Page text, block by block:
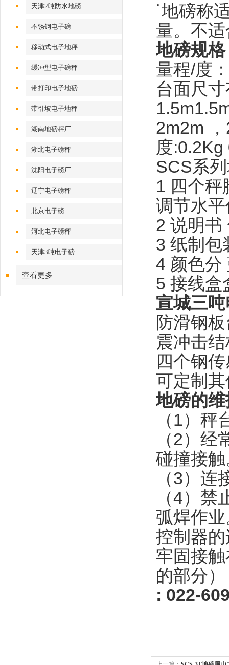
天津2吨防水地磅
不锈钢电子磅
移动式电子地秤
缓冲型电子磅秤
带打印电子地磅
带引坡电子地秤
湖南地磅秤厂
湖北电子磅秤
沈阳电子磅厂
辽宁电子磅秤
北京电子磅
河北电子磅秤
天津3吨电子磅
查看更多
˙地磅称
量。不
地磅规
量程/度
台面尺
2m2m
，
度:0.2Kg
SCS系
1 四个秤
调节水
2 说明书
3 纸制包
4 颜色分
5 接线盒
宣城三
防滑钢
震冲击
四个钢
可定制
地磅的
（1）秤
（2）经
碰撞接
（3）连
（4）禁
弧焊作
控制器
牢固接
的部分）
: 022-